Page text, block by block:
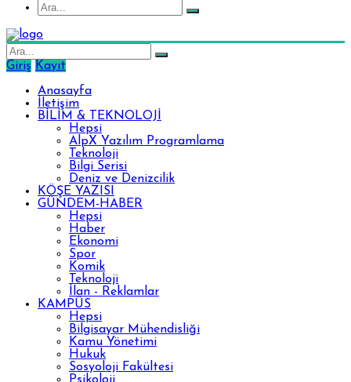
Giriş Kayıt
Anasayfa
İletişim
BİLİM & TEKNOLOJİ
Hepsi
AlpX Yazılım Programlama
Teknoloji
Bilgi Serisi
Deniz ve Denizcilik
KÖŞE YAZISI
GÜNDEM-HABER
Hepsi
Haber
Ekonomi
Spor
Komik
Teknoloji
İlan - Reklamlar
KAMPÜS
Hepsi
Bilgisayar Mühendisliği
Kamu Yönetimi
Hukuk
Sosyoloji Fakültesi